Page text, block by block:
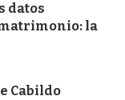
datos
la
Cabildo